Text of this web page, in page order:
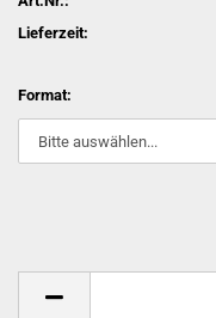
Lieferzeit:
Format: